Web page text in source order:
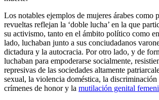
Los notables ejemplos de mujeres árabes como
revueltas reflejan la ‘doble lucha’ en la que
su activismo, tanto en el ámbito político como
lado, luchaban junto a sus conciudadanos
dictadura y la autocracia. Por otro lado, y de
luchaban para empoderarse socialmente,
represivas de las sociedades altamente
sexual, la violencia doméstica, la
crímenes de honor y la mutilación genital